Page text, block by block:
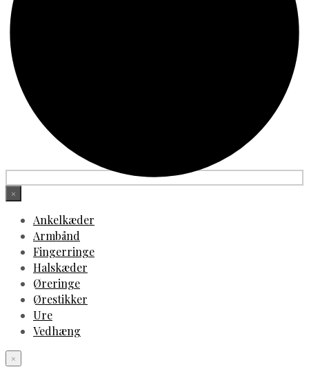
×
Ankelkæder
Armbånd
Fingerringe
Halskæder
Øreringe
Ørestikker
Ure
Vedhæng
×